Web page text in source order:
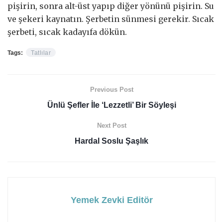
pişirin, sonra alt-üst yapıp diğer yönünü pişirin. Su
ve şekeri kaynatın. Şerbetin sünmesi gerekir. Sıcak
şerbeti, sıcak kadayıfa dökün.
Tags: Tatlılar
Previous Post
Ünlü Şefler İle ‘Lezzetli’ Bir Söyleşi
Next Post
Hardal Soslu Şaşlık
Yemek Zevki Editör